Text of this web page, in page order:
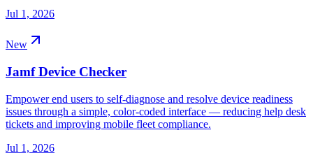
Jul 1, 2026
New
Jamf Device Checker
Empower end users to self-diagnose and resolve device readiness
issues through a simple, color-coded interface — reducing help desk
tickets and improving mobile fleet compliance.
Jul 1, 2026